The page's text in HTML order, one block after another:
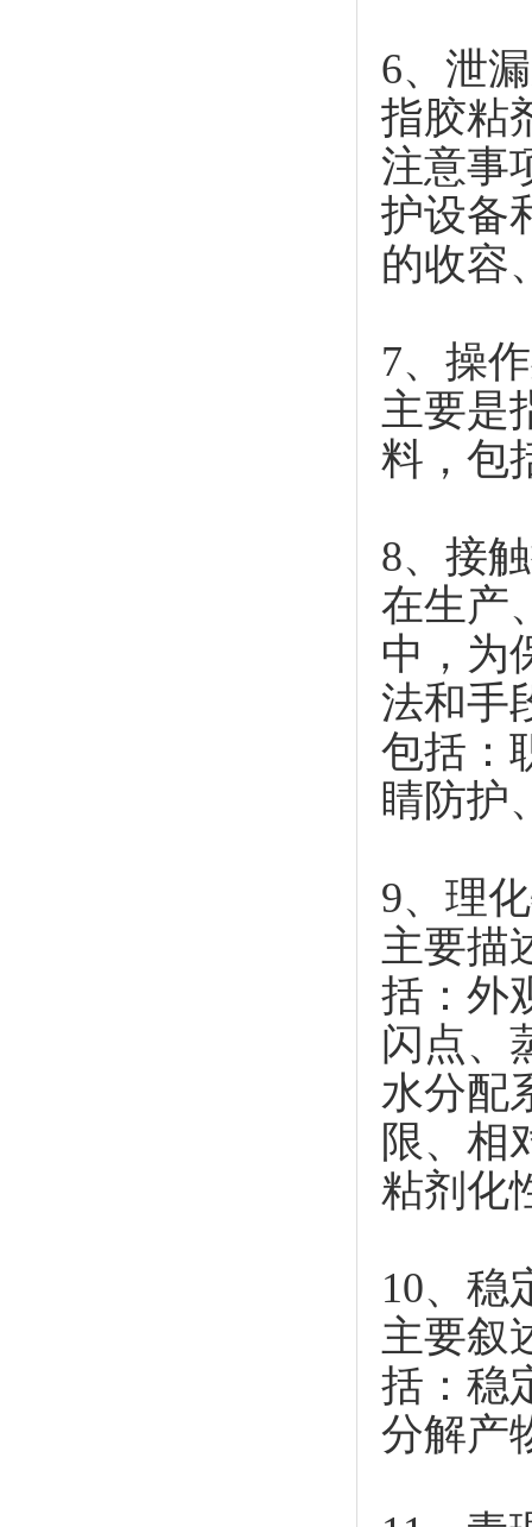
6、泄
指胶粘
注意事
护设备
的收容
7、操
主要是
料，包
8、接
在生产
中，为
法和手
包括：
睛防护
9、理
主要描
括：外
闪点、
水分配
限、相
粘剂化
10、稳
主要叙
括：稳
分解产